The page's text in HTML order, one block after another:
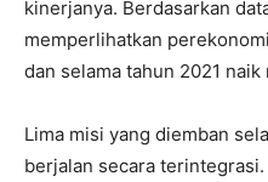
kinerjanya. Berdasarkan
memperlihatkan
dan selama tahun 2021
Lima misi yang diemban
berjalan secara